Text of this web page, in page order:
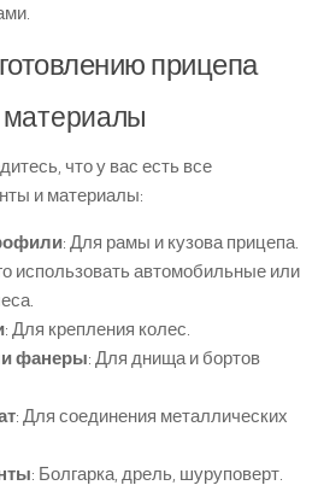
прицепа
что у вас есть все
и материалы:
: Для рамы и кузова прицепа.
использовать автомобильные или
: Для крепления колес.
фанеры: Для днища и бортов
: Для соединения металлических
: Болгарка, дрель, шуруповерт.